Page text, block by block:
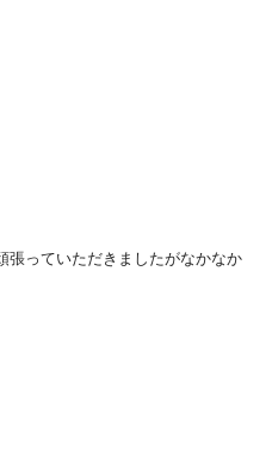
張っていただきましたがなかなか